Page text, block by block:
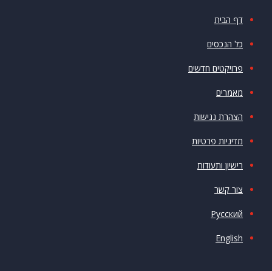
דף הבית
כל הנכסים
פרויקטים חדשים
מאמרים
הצהרת נגישות
מדיניות פרטיות
רישיון ותעודות
צור קשר
Русский
English